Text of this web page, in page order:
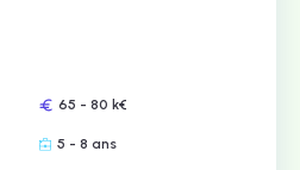
65 - 80 k€
5 - 8 ans